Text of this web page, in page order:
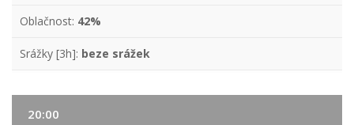
Oblačnost: 42%
Srážky [3h]: beze srážek
20:00